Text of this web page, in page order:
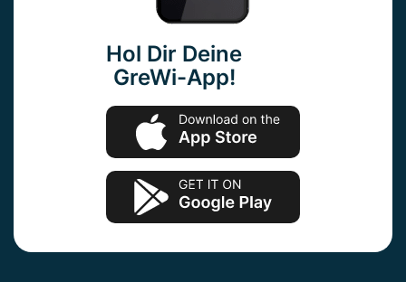
Hol Dir Deine
GreWi-App!